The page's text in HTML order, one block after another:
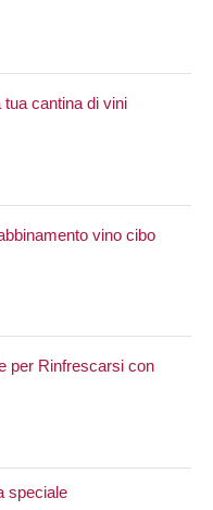
cantina di vini
vino cibo
per Rinfrescarsi con
speciale